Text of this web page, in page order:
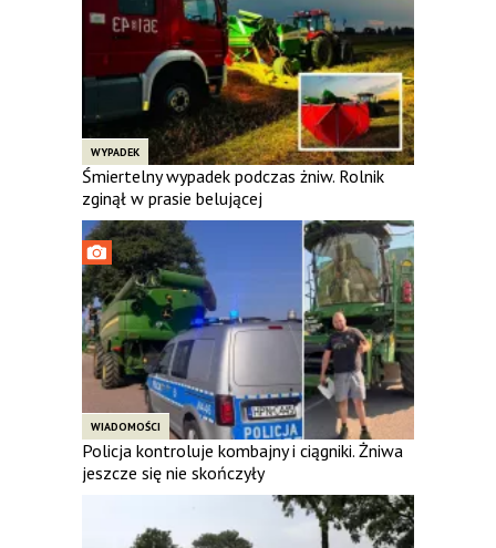
WYPADEK
Śmiertelny wypadek podczas żniw. Rolnik
zginął w prasie belującej
WIADOMOŚCI
Policja kontroluje kombajny i ciągniki. Żniwa
jeszcze się nie skończyły